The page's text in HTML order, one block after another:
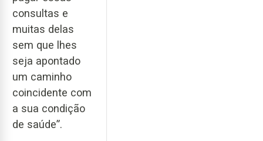
consultas e
muitas delas
sem que lhes
seja apontado
um caminho
coincidente com
a sua condição
de saúde”.